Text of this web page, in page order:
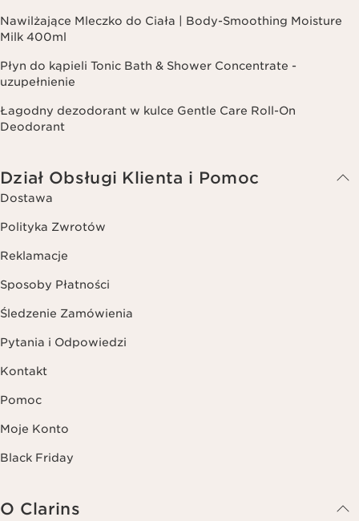
Nawilżające Mleczko do Ciała | Body-Smoothing Moisture
Milk 400ml
Płyn do kąpieli Tonic Bath & Shower Concentrate -
uzupełnienie
Łagodny dezodorant w kulce Gentle Care Roll-On
Deodorant
Dział Obsługi Klienta i Pomoc
Dostawa
Polityka Zwrotów
Reklamacje
Sposoby Płatności
Śledzenie Zamówienia
Pytania i Odpowiedzi
Kontakt
Pomoc
Moje Konto
Black Friday
O Clarins